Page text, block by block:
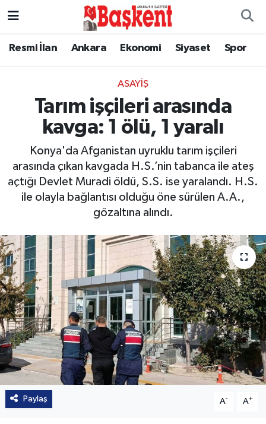
Resmi İlan Ankara Ekonomi Siyaset Spor
ASAYIŞ
Tarım işçileri arasında
kavga: 1 ölü, 1 yaralı
Konya'da Afganistan uyruklu tarım işçileri
arasında çıkan kavgada H.S.’nin tabanca ile ateş
açtığı Devlet Muradi öldü, S.S. ise yaralandı. H.S.
ile olayla bağlantısı olduğu öne sürülen A.A.,
gözaltına alındı.
Paylaş A- A+